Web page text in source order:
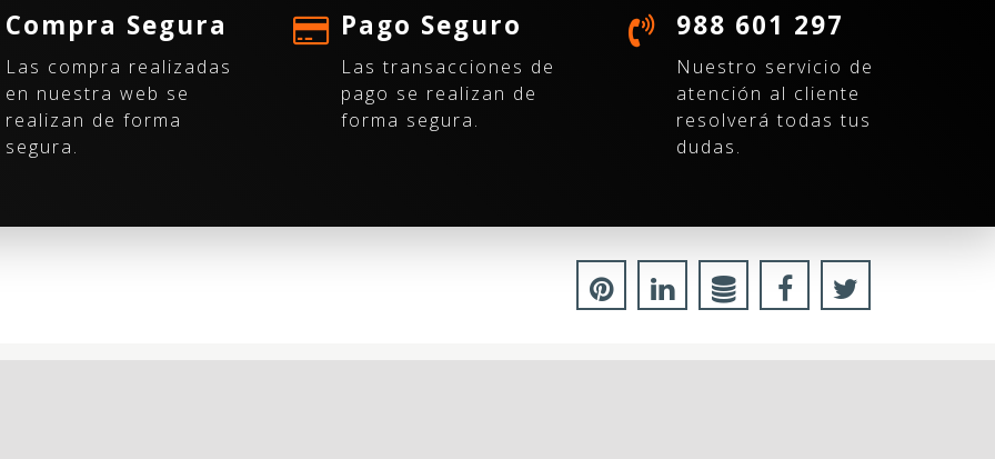
Compra Segura
Las compra realizadas
en nuestra web se
realizan de forma
segura.
Pago Seguro
Las transacciones de
pago se realizan de
forma segura.
988 601 297
Nuestro servicio de
atención al cliente
resolverá todas tus
dudas.